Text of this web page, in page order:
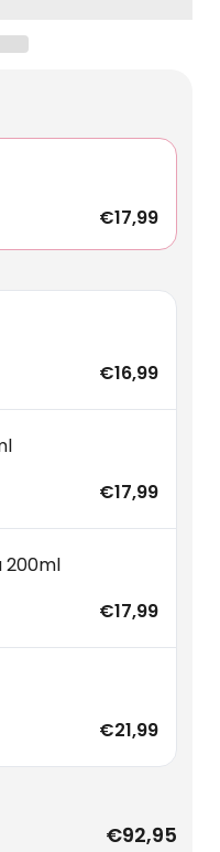
€17,99
€16,99
€17,99
200ml
€17,99
€21,99
€92,95